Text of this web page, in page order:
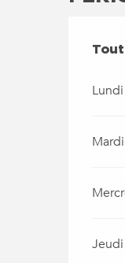
Lundi
Mardi
Jeudi